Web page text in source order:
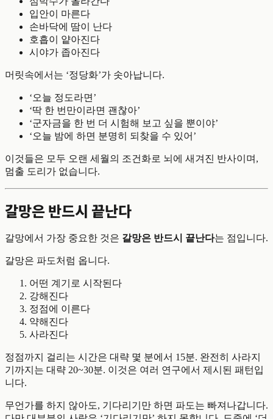
입안이 마른다
손바닥에 땀이 난다
호흡이 얕아진다
시야가 좁아진다
머릿속에서는 ‘정당화’가 솟아납니다.
‘오늘 정도라면’
‘딱 한 번만이라면 괜찮아’
‘군자금을 한 번 더 시험해 보고 싶을 뿐이야’
‘오늘 밤에 하면 분명히 되찾을 수 있어’
이것들은 모두 오랜 세월의 조건화로 뇌에 새겨진 반사이며,
멈출 도리가 없습니다.
갈망은 반드시 끝난다
갈망에서 가장 중요한 것은 갈망은 반드시 끝난다는 점입니다.
갈망은 파도처럼 옵니다.
어떤 계기로 시작된다
강해진다
정점에 이른다
약해진다
사라진다
정점까지 걸리는 시간은 대략 몇 분에서 15분. 완전히 사라지
기까지는 대략 20~30분. 이것은 여러 연구에서 제시된 패턴입
니다.
무언가를 하지 않아도, 기다리기만 하면 파도는 빠져나갑니다.